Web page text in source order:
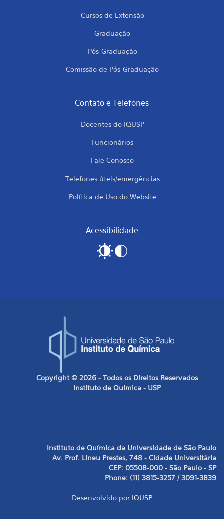
Cursos de Extensão
Graduação
Pós-Graduação
Comissão de Pós-Graduação
Contato e Telefones
Docentes do IQUSP
Funcionários
Fale Conosco
Telefones úteis/emergências
Política de Uso do Website
Acessibilidade
Copyright © 2026 - Todos os Direitos Reservados
Instituto de Química - USP
Instituto de Química da Universidade de São Paulo
Av. Prof. Lineu Prestes, 748 - Cidade Universitária
CEP: 05508-000 - São Paulo - SP
Phone: (11) 3815-3257 / 3091-3839
Desenvolvido por IQUSP